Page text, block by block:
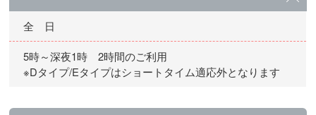
全 日
5時～深夜1時 2時間のご利用
※Dタイプ/Eタイプはショートタイム適応外となります